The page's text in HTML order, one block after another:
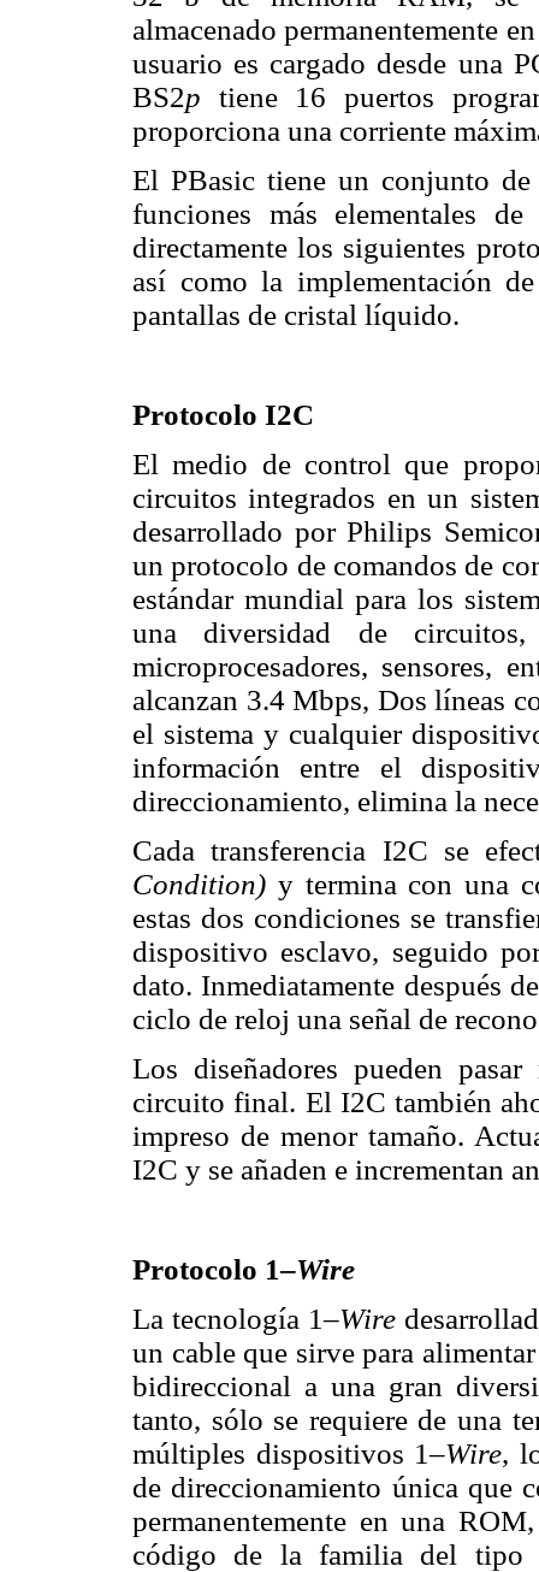
almacenado permanentemente
usuario es cargado desde una
BS2p tiene 16 puertos
proporciona una corriente
El PBasic tiene un conjunto
funciones más elementales
directamente los siguientes
así como la implementación
pantallas de cristal líquido.
Protocolo I2C
El medio de control que
circuitos integrados en un
desarrollado por Philips
un protocolo de comandos de
estándar mundial para los
una diversidad de
microprocesadores, sensores,
alcanzan 3.4 Mbps, Dos líneas
el sistema y cualquier
información entre el
direccionamiento, elimina la
Cada transferencia I2C se
Condition) y termina con una
estas dos condiciones se
dispositivo esclavo, seguido
dato. Inmediatamente después
ciclo de reloj una señal de
Los diseñadores pueden
circuito final. El I2C también
impreso de menor tamaño.
I2C y se añaden e incrementan
Protocolo 1–Wire
La tecnología 1–Wire
un cable que sirve para
bidireccional a una gran
tanto, sólo se requiere de una
múltiples dispositivos 1–Wire,
de direccionamiento única que
permanentemente en una
código de la familia del tipo